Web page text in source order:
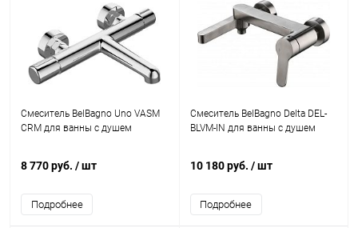
Смеситель BelBagno Uno VASM
CRM для ванны с душем
8 770 руб. / шт
Подробнее
Смеситель BelBagno Delta DEL-
BLVM-IN для ванны с душем
10 180 руб. / шт
Подробнее